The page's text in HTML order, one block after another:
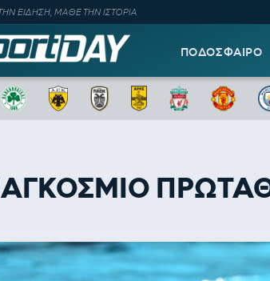
ΕΙΔΗΣΗ, ΜΑΘΕ ΤΗΝ ΙΣΤΟΡΙΑ
ΠΟΔΟΣΦΑΙΡΟ